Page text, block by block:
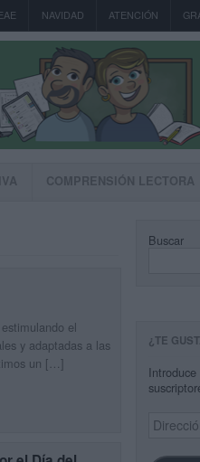
NAVIDAD ATENCIÓN
COMPRENSIÓN LECTORA
el
y adaptadas a las
un […]
Buscar
¿TE
Dirección
de